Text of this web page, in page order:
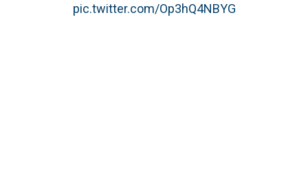
pic.twitter.com/Op3hQ4NBYG